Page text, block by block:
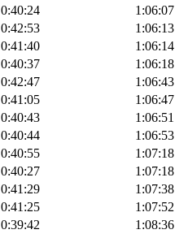
0:40:24 1:06:07
0:42:53 1:06:13
0:41:40 1:06:14
0:40:37 1:06:18
0:42:47 1:06:43
0:41:05 1:06:47
0:40:43 1:06:51
0:40:44 1:06:53
0:40:55 1:07:18
0:40:27 1:07:18
0:41:29 1:07:38
0:41:25 1:07:52
0:39:42 1:08:36